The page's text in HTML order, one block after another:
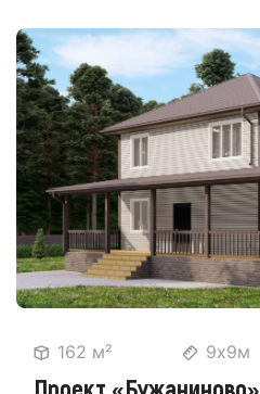
162 м² 9х9м